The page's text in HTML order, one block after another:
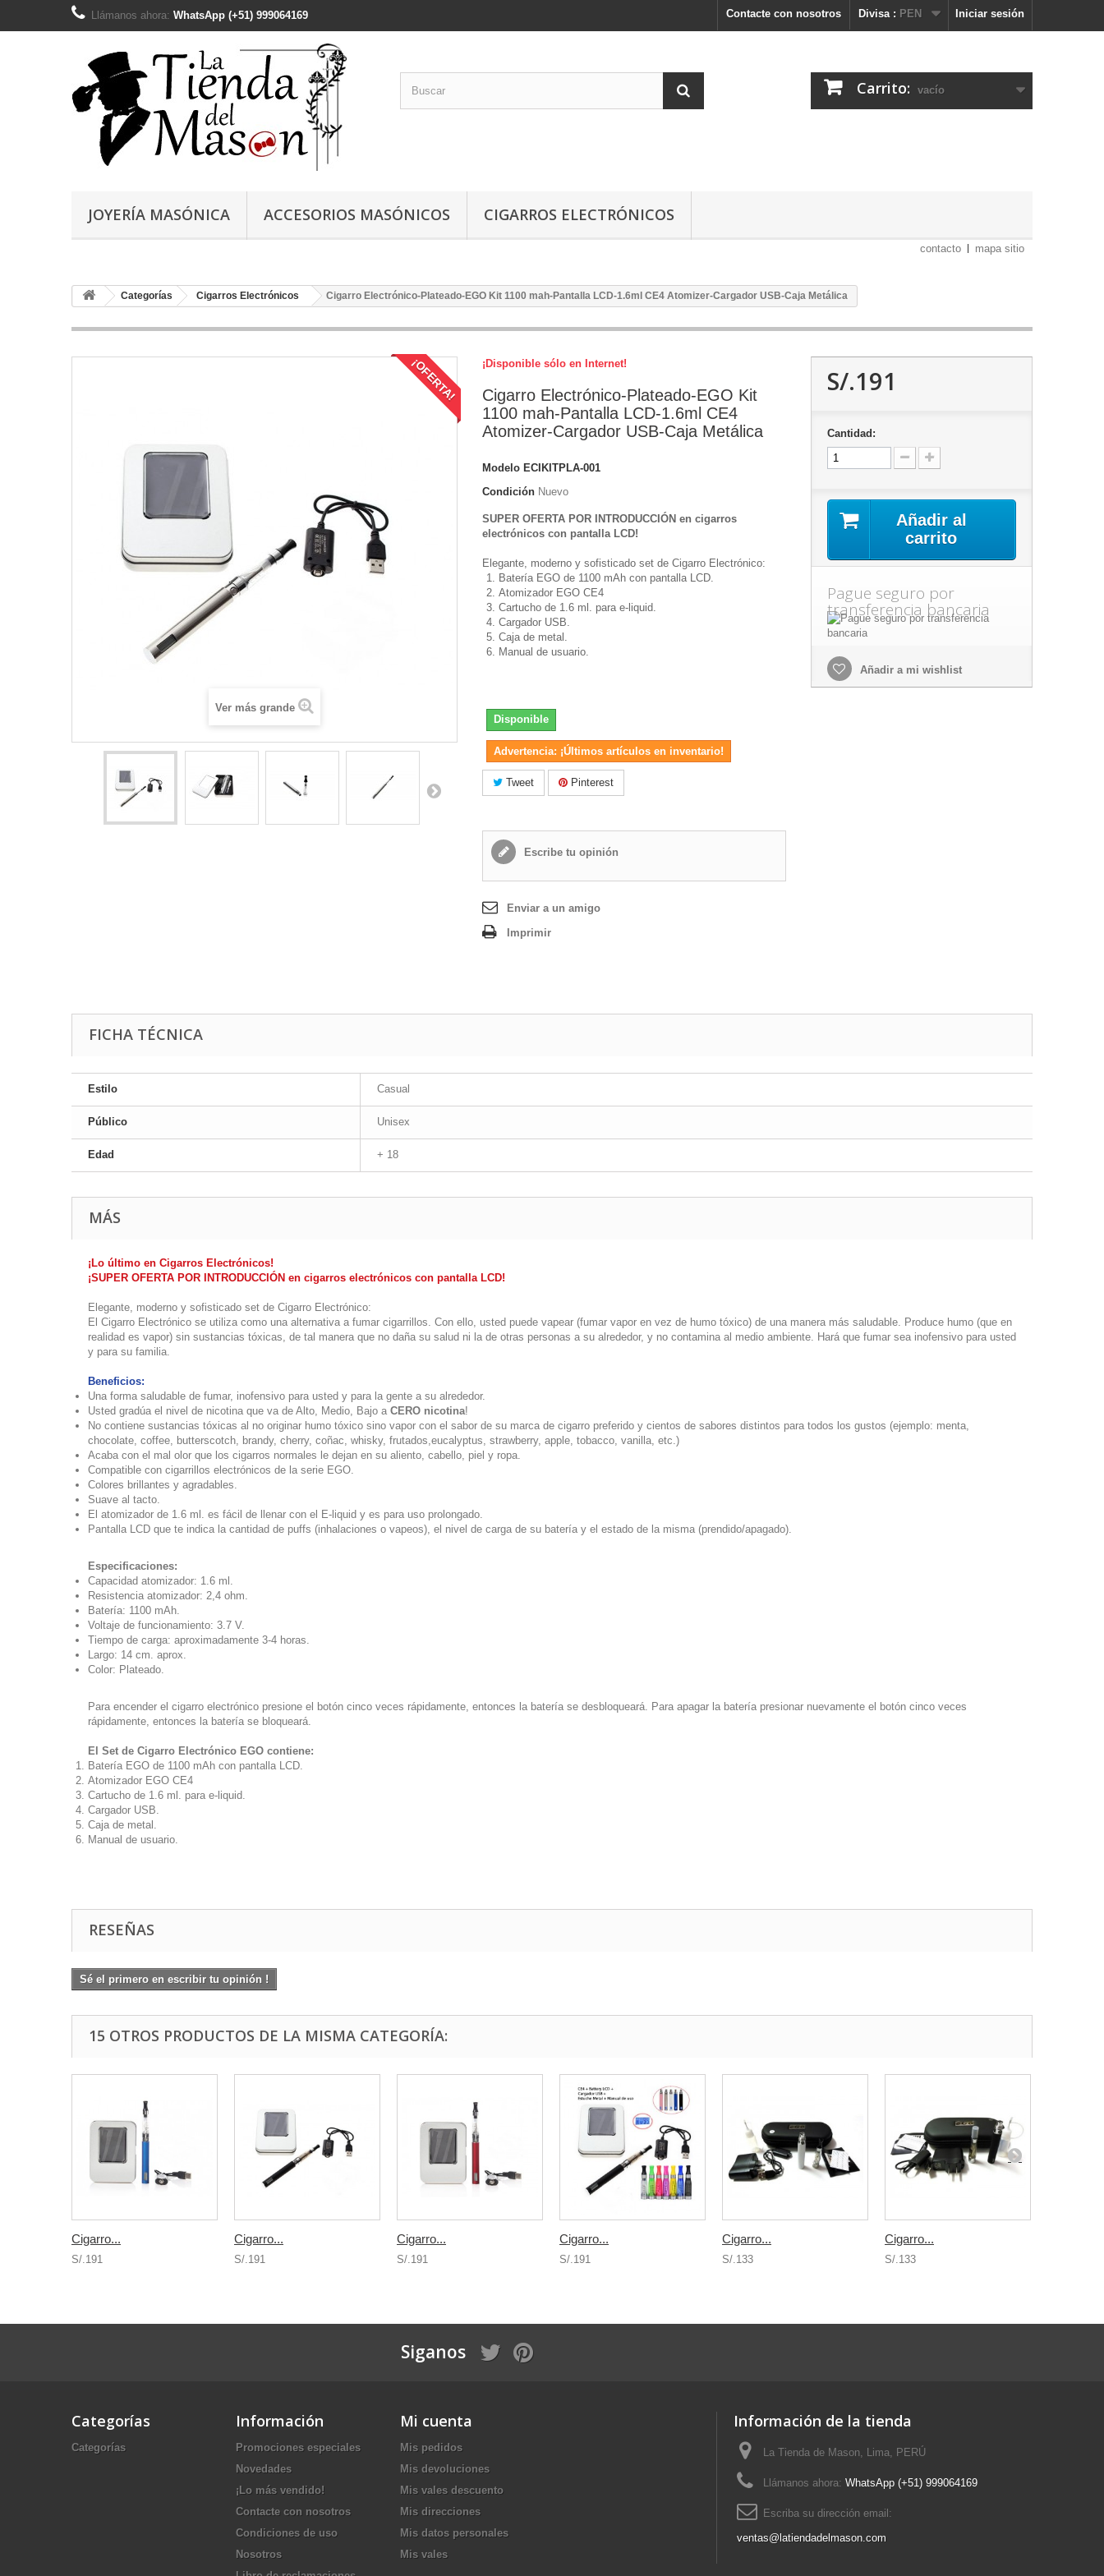
Iniciar sesión
Divisa : PEN
Contacte con nosotros
Llámanos ahora: WhatsApp (+51) 999064169
Carrito: vacío
JOYERÍA MASÓNICA ACCESORIOS MASÓNICOS CIGARROS ELECTRÓNICOS
contacto mapa sitio
Categorías Cigarros Electrónicos Cigarro Electrónico-Plateado-EGO Kit 1100 mah-Pantalla LCD-1.6ml CE4 Atomizer-Cargador USB-Caja Metálica
¡OFERTA!
Ver más grande
¡Disponible sólo en Internet!
Cigarro Electrónico-Plateado-EGO Kit
1100 mah-Pantalla LCD-1.6ml CE4
Atomizer-Cargador USB-Caja Metálica
Modelo ECIKITPLA-001
Condición Nuevo
SUPER OFERTA POR INTRODUCCIÓN en cigarros
electrónicos con pantalla LCD!
Elegante, moderno y sofisticado set de Cigarro Electrónico:
Batería EGO de 1100 mAh con pantalla LCD.
Atomizador EGO CE4
Cartucho de 1.6 ml. para e-liquid.
Cargador USB.
Caja de metal.
Manual de usuario.
Disponible
Advertencia: ¡Últimos artículos en inventario!
Tweet Pinterest
Escribe tu opinión
Enviar a un amigo
Imprimir
S/.191
Cantidad:
Añadir al
carrito
Pague seguro por
transferencia bancaria
Añadir a mi wishlist
FICHA TÉCNICA
Estilo Casual
Público Unisex
Edad + 18
MÁS
¡Lo último en Cigarros Electrónicos!
¡SUPER OFERTA POR INTRODUCCIÓN en cigarros electrónicos con pantalla LCD!
Elegante, moderno y sofisticado set de Cigarro Electrónico:
El Cigarro Electrónico se utiliza como una alternativa a fumar cigarrillos. Con ello, usted puede vapear (fumar vapor en vez de humo tóxico) de una manera más saludable. Produce humo (que en
realidad es vapor) sin sustancias tóxicas, de tal manera que no daña su salud ni la de otras personas a su alrededor, y no contamina al medio ambiente. Hará que fumar sea inofensivo para usted
y para su familia.
Beneficios:
Una forma saludable de fumar, inofensivo para usted y para la gente a su alrededor.
Usted gradúa el nivel de nicotina que va de Alto, Medio, Bajo a CERO nicotina!
No contiene sustancias tóxicas al no originar humo tóxico sino vapor con el sabor de su marca de cigarro preferido y cientos de sabores distintos para todos los gustos (ejemplo: menta,
chocolate, coffee, butterscotch, brandy, cherry, coñac, whisky, frutados,eucalyptus, strawberry, apple, tobacco, vanilla, etc.)
Acaba con el mal olor que los cigarros normales le dejan en su aliento, cabello, piel y ropa.
Compatible con cigarrillos electrónicos de la serie EGO.
Colores brillantes y agradables.
Suave al tacto.
El atomizador de 1.6 ml. es fácil de llenar con el E-liquid y es para uso prolongado.
Pantalla LCD que te indica la cantidad de puffs (inhalaciones o vapeos), el nivel de carga de su batería y el estado de la misma (prendido/apagado).
Especificaciones:
Capacidad atomizador: 1.6 ml.
Resistencia atomizador: 2,4 ohm.
Batería: 1100 mAh.
Voltaje de funcionamiento: 3.7 V.
Tiempo de carga: aproximadamente 3-4 horas.
Largo: 14 cm. aprox.
Color: Plateado.
Para encender el cigarro electrónico presione el botón cinco veces rápidamente, entonces la batería se desbloqueará. Para apagar la batería presionar nuevamente el botón cinco veces
rápidamente, entonces la batería se bloqueará.
El Set de Cigarro Electrónico EGO contiene:
Batería EGO de 1100 mAh con pantalla LCD.
Atomizador EGO CE4
Cartucho de 1.6 ml. para e-liquid.
Cargador USB.
Caja de metal.
Manual de usuario.
RESEÑAS
Sé el primero en escribir tu opinión !
15 OTROS PRODUCTOS DE LA MISMA CATEGORÍA:
Cigarro...
S/.191
Cigarro...
S/.191
Cigarro...
S/.191
Cigarro...
S/.191
Cigarro...
S/.133
Cigarro...
S/.133
Siganos
Categorías
Categorías
Información
Promociones especiales
Novedades
¡Lo más vendido!
Contacte con nosotros
Condiciones de uso
Nosotros
Mi cuenta
Mis pedidos
Mis devoluciones
Mis vales descuento
Mis direcciones
Mis datos personales
Mis vales
Información de la tienda
La Tienda de Mason, Lima, PERÚ
Llámanos ahora: WhatsApp (+51) 999064169
Escriba su dirección email:
ventas@latiendadelmason.com